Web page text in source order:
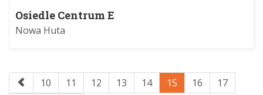
Osiedle Centrum E
Nowa Huta
10 11 12 13 14 15 16
17